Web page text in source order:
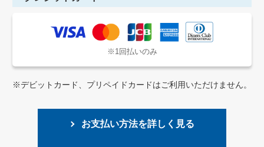
※1回払いのみ
※デビットカード、プリペイドカードはご利用いただけません。
お支払い方法を詳しく見る